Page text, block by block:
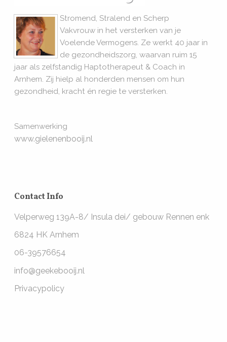
Stromend, Stralend en Scherp
Vakvrouw in het versterken van je
Voelende Vermogens. Ze werkt 40 jaar in
de gezondheidszorg, waarvan ruim 15
jaar als zelfstandig Haptotherapeut & Coach in
Arnhem. Zij hielp al honderden mensen om hun
gezondheid, kracht én regie te versterken.
Samenwerking
www.gielenenbooij.nl
Contact Info
Velperweg 139A-8/ Insula dei/ gebouw Rennen enk
6824 HK Arnhem
06-39576654
info@geekebooij.nl
Privacypolicy